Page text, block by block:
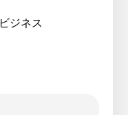
ビジネス